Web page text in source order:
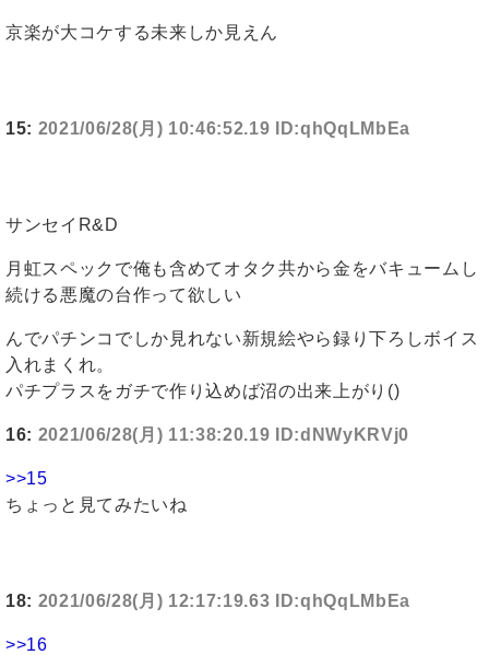
京楽が大コケする未来しか見えん
15: 2021/06/28(月) 10:46:52.19 ID:qhQqLMbEa
サンセイR&D
月虹スペックで俺も含めてオタク共から金をバキュームし
続ける悪魔の台作って欲しい
んでパチンコでしか見れない新規絵やら録り下ろしボイス
入れまくれ。
パチプラスをガチで作り込めば沼の出来上がり()
16: 2021/06/28(月) 11:38:20.19 ID:dNWyKRVj0
>>15
ちょっと見てみたいね
18: 2021/06/28(月) 12:17:19.63 ID:qhQqLMbEa
>>16